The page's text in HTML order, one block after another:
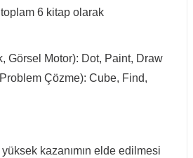
6 kitap olarak
Görsel Motor): Dot, Paint, Draw
Çözme): Cube, Find,
kazanımın elde edilmesi